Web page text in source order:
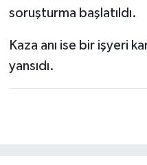
soruşturma başlatıldı.
Kaza anı ise bir işyeri
yansıdı.